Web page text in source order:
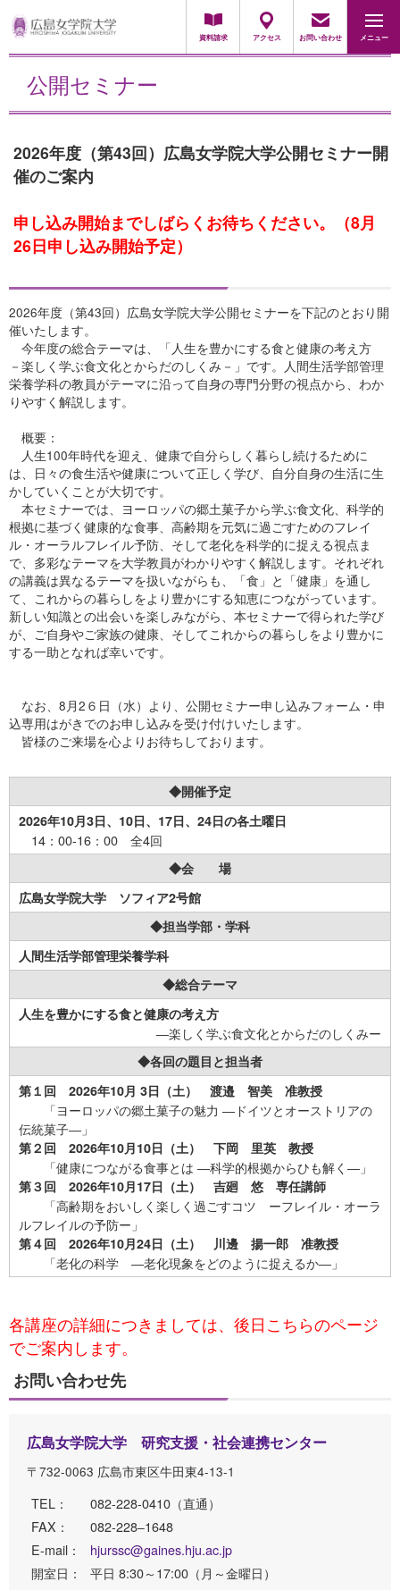
資料請求 アクセス お問い合わせ メニュー
採用担当の方
公開セミナー
2026年度（第43回）広島女学院大学公開セミナー開
催のご案内
申し込み開始までしばらくお待ちください。（8月
26日申し込み開始予定）
2026年度（第43回）広島女学院大学公開セミナーを下記のとおり開
催いたします。
今年度の総合テーマは、「人生を豊かにする食と健康の考え方
－楽しく学ぶ食文化とからだのしくみ－」です。人間生活学部管理
栄養学科の教員がテーマに沿って自身の専門分野の視点から、わか
りやすく解説します。
概要：
人生100年時代を迎え、健康で自分らしく暮らし続けるために
は、日々の食生活や健康について正しく学び、自分自身の生活に生
かしていくことが大切です。
本セミナーでは、ヨーロッパの郷土菓子から学ぶ食文化、科学的
根拠に基づく健康的な食事、高齢期を元気に過ごすためのフレイ
ル・オーラルフレイル予防、そして老化を科学的に捉える視点ま
で、多彩なテーマを大学教員がわかりやすく解説します。それぞれ
の講義は異なるテーマを扱いながらも、「食」と「健康」を通し
て、これからの暮らしをより豊かにする知恵につながっています。
新しい知識との出会いを楽しみながら、本セミナーで得られた学び
が、ご自身やご家族の健康、そしてこれからの暮らしをより豊かに
する一助となれば幸いです。
なお、8月2６日（水）より、公開セミナー申し込みフォーム・申
込専用はがきでのお申し込みを受け付けいたします。
皆様のご来場を心よりお待ちしております。
◆開催予定
2026年10月3日、10日、17日、24日の各土曜日
14：00-16：00 全4回
◆会 場
広島女学院大学 ソフィア2号館
◆担当学部・学科
人間生活学部管理栄養学科
◆総合テーマ
人生を豊かにする食と健康の考え方
―楽しく学ぶ食文化とからだのしくみー
◆各回の題目と担当者
第１回 2026年10月 3日（土） 渡邉 智美 准教授
「ヨーロッパの郷土菓子の魅力 ―ドイツとオーストリアの
伝統菓子―」
第２回 2026年10月10日（土） 下岡 里英 教授
「健康につながる食事とは ―科学的根拠からひも解く―」
第３回 2026年10月17日（土） 吉廻 悠 専任講師
「高齢期をおいしく楽しく過ごすコツ ーフレイル・オーラ
ルフレイルの予防ー」
第４回 2026年10月24日（土） 川邊 揚一郎 准教授
「老化の科学 ―老化現象をどのように捉えるか―」
各講座の詳細につきましては、後日こちらのページ
でご案内します。
お問い合わせ先
広島女学院大学 研究支援・社会連携センター
〒732-0063 広島市東区牛田東4-13-1
TEL：
082-228-0410（直通）
FAX：
082-228‒1648
E-mail：
hjurssc@gaines.hju.ac.jp
開室日：
平日 8:30～17:00（月～金曜日）